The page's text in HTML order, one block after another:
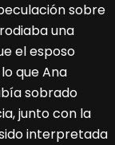
sobre
una
el esposo
que Ana
sobrado
junto con la
interpretada